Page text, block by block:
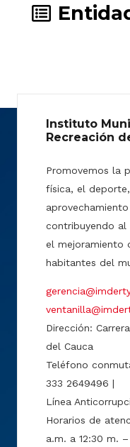
Instituto
Recreación
Promovemos la
física, el
contribuyendo al
el mejoramiento
habitantes del
Dirección:
del Cauca
Teléfono
333 2649496 |
Línea
Horarios de
a.m. a 12:30 m.